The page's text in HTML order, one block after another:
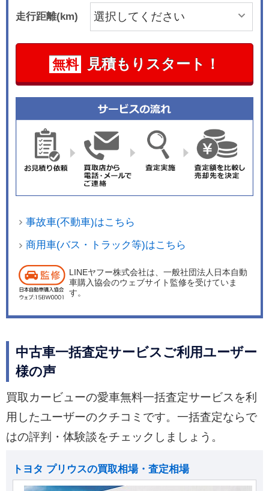
走行距離(km)
無料 見積もりスタート！
事故車(不動車)はこちら
商用車(バス・トラック等)はこちら
LINEヤフー株式会社は、一般社団法人日本自動
車購入協会のウェブサイト監修を受けていま
す。
中古車一括査定サービスご利用ユーザー
様の声
買取カービューの愛車無料一括査定サービスを利
用したユーザーのクチコミです。一括査定ならで
はの評判・体験談をチェックしましょう。
トヨタ プリウスの買取相場・査定相場